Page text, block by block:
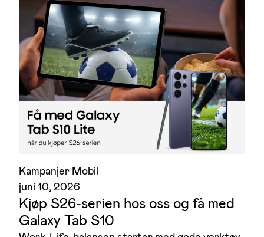
Kampanjer Mobil
juni 10, 2026
Kjøp S26-serien hos oss og få med
Galaxy Tab S10